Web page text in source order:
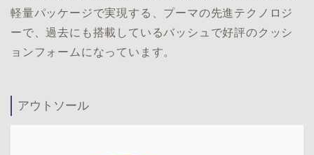
軽量パッケージで実現する、プーマの先進テクノロジ
ーで、過去にも搭載しているバッシュで好評のクッシ
ョンフォームになっています。
アウトソール